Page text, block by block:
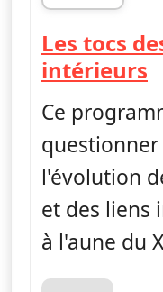
fin 19h51
Les tocs
intérieurs
Ce
l'évolution
et des liens
à l'aune du